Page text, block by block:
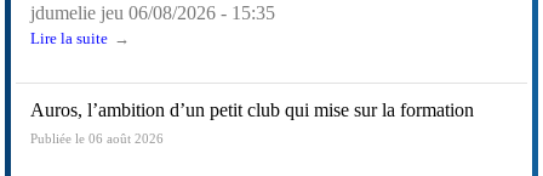
jdumelie jeu 06/08/2026 - 15:35
Lire la suite
Auros, l’ambition d’un petit club qui mise sur la formation
Publiée le 06 août 2026